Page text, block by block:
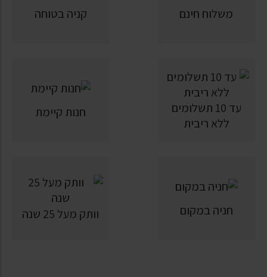
משלוח חינם קניה בטוחה
עד 10 תשלומים
ללא ריבית
חנות קיימת
חניה במקום וותק מעל 25 שנה